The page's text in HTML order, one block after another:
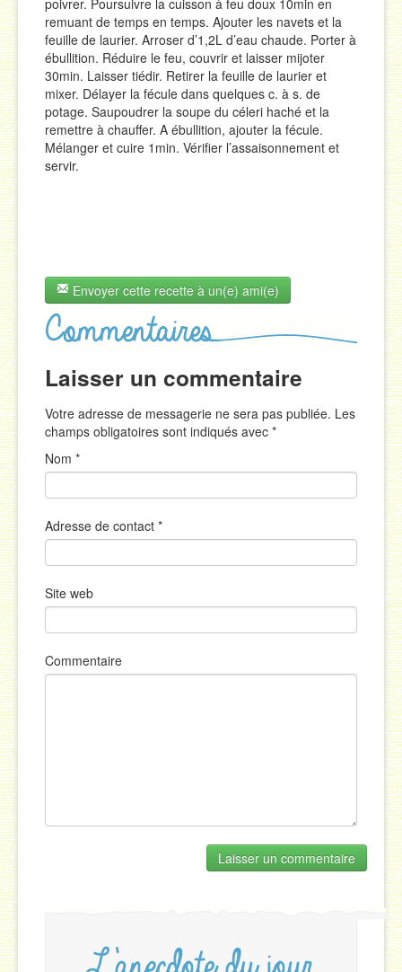
poivrer. Poursuivre la cuisson à feu doux 10min en
remuant de temps en temps. Ajouter les navets et la
feuille de laurier. Arroser d’1,2L d’eau chaude. Porter à
ébullition. Réduire le feu, couvrir et laisser mijoter
30min. Laisser tiédir. Retirer la feuille de laurier et
mixer. Délayer la fécule dans quelques c. à s. de
potage. Saupoudrer la soupe du céleri haché et la
remettre à chauffer. A ébullition, ajouter la fécule.
Mélanger et cuire 1min. Vérifier l’assaisonnement et
servir.
Envoyer cette recette à un(e) ami(e)
Laisser un commentaire
Votre adresse de messagerie ne sera pas publiée. Les
champs obligatoires sont indiqués avec *
Nom *
Adresse de contact *
Site web
Commentaire